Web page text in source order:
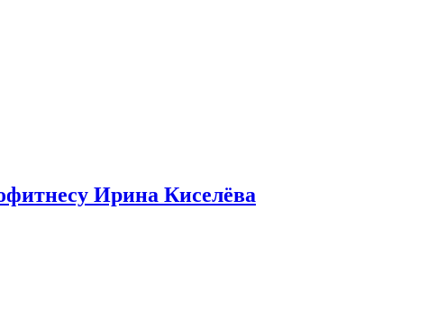
Ирина Киселёва